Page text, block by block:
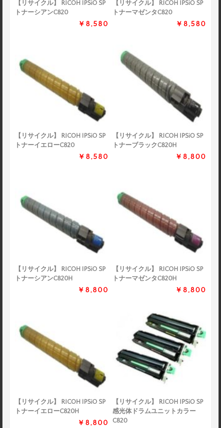
【リサイクル】 RICOH IPSiO SP
トナーシアンC820
￥8,580
【リサイクル】 RICOH IPSiO SP
トナーマゼンタC820
￥8,580
【リサイクル】 RICOH IPSiO SP
トナーイエローC820
￥8,580
【リサイクル】 RICOH IPSiO SP
トナーブラックC820H
￥8,800
【リサイクル】 RICOH IPSiO SP
トナーシアンC820H
￥8,800
【リサイクル】 RICOH IPSiO SP
トナーマゼンタC820H
￥8,800
【リサイクル】 RICOH IPSiO SP
トナーイエローC820H
￥8,800
【リサイクル】 RICOH IPSiO SP
感光体ドラムユニットカラー
C820